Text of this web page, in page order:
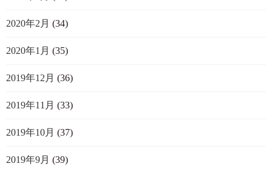
2020年2月 (34)
2020年1月 (35)
2019年12月 (36)
2019年11月 (33)
2019年10月 (37)
2019年9月 (39)